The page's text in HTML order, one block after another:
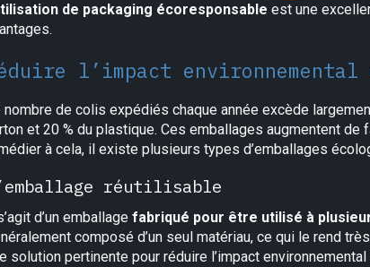
de packaging écoresponsable est une
l’impact
nombre de colis expédiés chaque année excède
et 20 % du plastique. Ces emballages augmentent
à cela, il existe plusieurs types d’emballages
réutilisable
d’un emballage fabriqué pour être utilisé à
composé d’un seul matériau, ce qui le rend
solution pertinente pour réduire l’impact